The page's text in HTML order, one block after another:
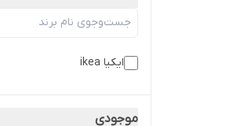
ایکیا ikea
موجودی